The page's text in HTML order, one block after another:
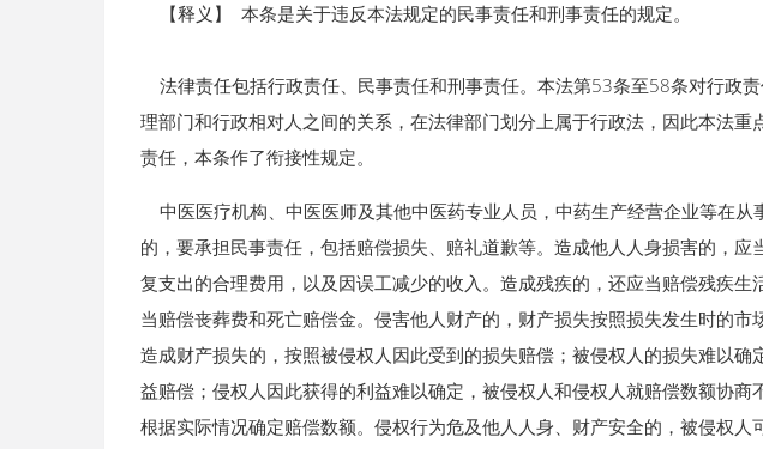
【释义】 本条是关于违反本法规定的民事责任和刑事责任的规定。
法律责任包括行政责任、民事责任和刑事责任。本法第53条至58条对行政
理部门和行政相对人之间的关系，在法律部门划分上属于行政法，因此本法
责任，本条作了衔接性规定。
中医医疗机构、中医医师及其他中医药专业人员，中药生产经营企业等在从
的，要承担民事责任，包括赔偿损失、赔礼道歉等。造成他人人身损害的，
复支出的合理费用，以及因误工减少的收入。造成残疾的，还应当赔偿残疾
当赔偿丧葬费和死亡赔偿金。侵害他人财产的，财产损失按照损失发生时的
造成财产损失的，按照被侵权人因此受到的损失赔偿；被侵权人的损失难以
益赔偿；侵权人因此获得的利益难以确定，被侵权人和侵权人就赔偿数额协
根据实际情况确定赔偿数额。侵权行为危及他人人身、财产安全的，被侵权